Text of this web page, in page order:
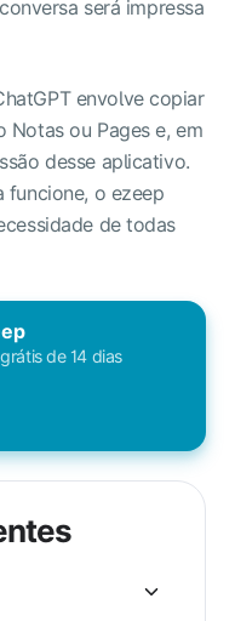
será impressa
envolve copiar
ou Pages e, em
desse aplicativo.
funcione, o ezeep
de todas
de 14 dias